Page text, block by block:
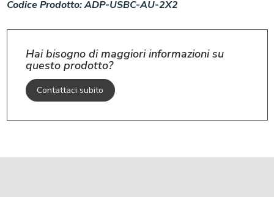
Codice Prodotto:ADP-USBC-AU-2X2
Hai bisogno di maggiori informazioni su
questo prodotto?
Contattaci subito